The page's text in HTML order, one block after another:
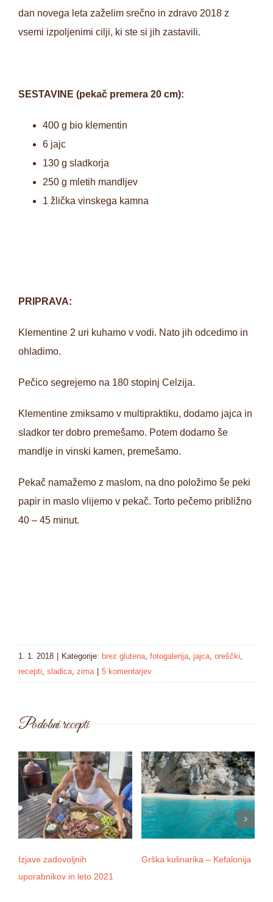
dan novega leta zaželim srečno in zdravo 2018 z
vsemi izpoljenimi cilji, ki ste si jih zastavili.
SESTAVINE (pekač premera 20 cm):
400 g bio klementin
6 jajc
130 g sladkorja
250 g mletih mandljev
1 žlička vinskega kamna
PRIPRAVA:
Klementine 2 uri kuhamo v vodi. Nato jih odcedimo in
ohladimo.
Pečico segrejemo na 180 stopinj Celzija.
Klementine zmiksamo v multipraktiku, dodamo jajca in
sladkor ter dobro premešamo. Potem dodamo še
mandlje in vinski kamen, premešamo.
Pekač namažemo z maslom, na dno položimo še peki
papir in maslo vlijemo v pekač. Torto pečemo približno
40 – 45 minut.
1. 1. 2018 Kategorije: brez glutena, fotogalerija, jajca, oreščki,
recepti, sladica, zima 5 komentarjev
Podobni recepti
Izjave zadovoljnih
uporabnikov in leto 2021
Grška kulinarika – Kefalonija